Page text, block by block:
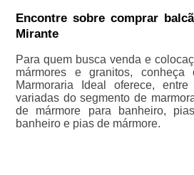
Encontre sobre comprar
Mirante
Para quem busca venda e
mármores e granitos,
Marmoraria Ideal oferece,
variadas do segmento de
de mármore para banheiro,
banheiro e pias de mármore.